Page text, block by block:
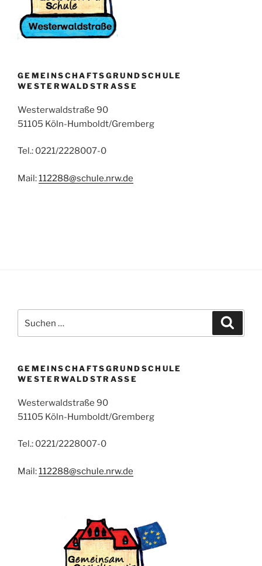
GEMEINSCHAFTSGRUNDSCHULE
WESTERWALDSTRASSE
Westerwaldstraße 90
51105 Köln-Humboldt/Gremberg
Tel.: 0221/2228007-0
Mail:112288@schule.nrw.de
nach:
GEMEINSCHAFTSGRUNDSCHULE
WESTERWALDSTRASSE
Westerwaldstraße 90
51105 Köln-Humboldt/Gremberg
Tel.: 0221/2228007-0
Mail:112288@schule.nrw.de